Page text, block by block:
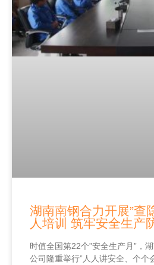
湖南南钢合力开展”查
人培训 筑牢安全生产
时值全国第22个”安全生产月”，
公司隆重举行”人人讲安全、个